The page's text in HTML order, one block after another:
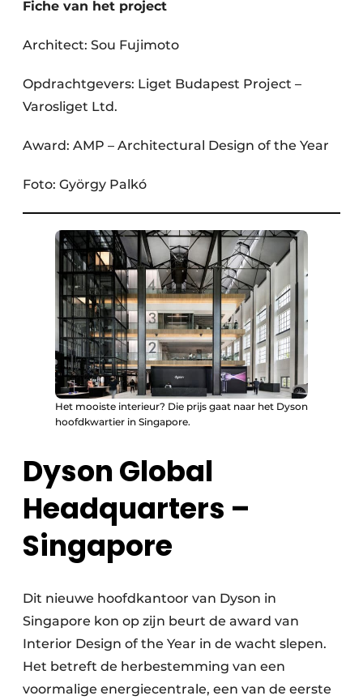
Fiche van het project
Architect: Sou Fujimoto
Opdrachtgevers: Liget Budapest Project –
Varosliget Ltd.
Award: AMP – Architectural Design of the Year
Foto: György Palkó
Het mooiste interieur? Die prijs gaat naar het Dyson
hoofdkwartier in Singapore.
Dyson Global
Headquarters –
Singapore
Dit nieuwe hoofdkantoor van Dyson in
Singapore kon op zijn beurt de award van
Interior Design of the Year in de wacht slepen.
Het betreft de herbestemming van een
voormalige energiecentrale, een van de eerste